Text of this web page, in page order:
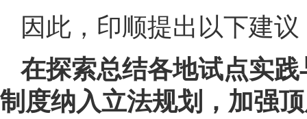
因此，印顺提出以下建议
在探索总结各地试点实
制度纳入立法规划，加强